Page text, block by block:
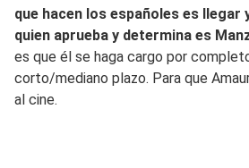
que hacen los españoles es llegar
quien aprueba y determina es
es que él se haga cargo por
corto/mediano plazo. Para que
al cine.